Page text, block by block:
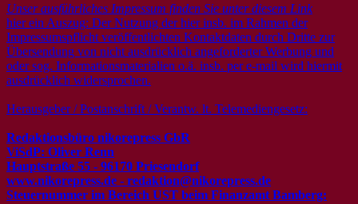
Unser ausführliches Impressum finden Sie unter diesem Link
hier ein Auszug: Der Nutzung der hier insb. im Rahmen der
Impressumspflicht veröffentlichten Kontaktdaten durch Dritte zur
Übersendung von nicht ausdrücklich angeforderter Werbung und
oder sog. Informationsmaterialien o.ä. insb. per e-mail wird hiermit
ausdrücklich widersprochen.
Herausgeber / Postanschrift / Verantw. lt. Telemediengesetz:
Redaktionsbüro nikorepress GbR
ViSdP: Oliver Renn
Hauptstraße 55 - 96170 Priesendorf
www.nikorepress.de - redaktion@nikorepress.de
Steuernummer im Bereich UST beim Finanzamt Bamberg: